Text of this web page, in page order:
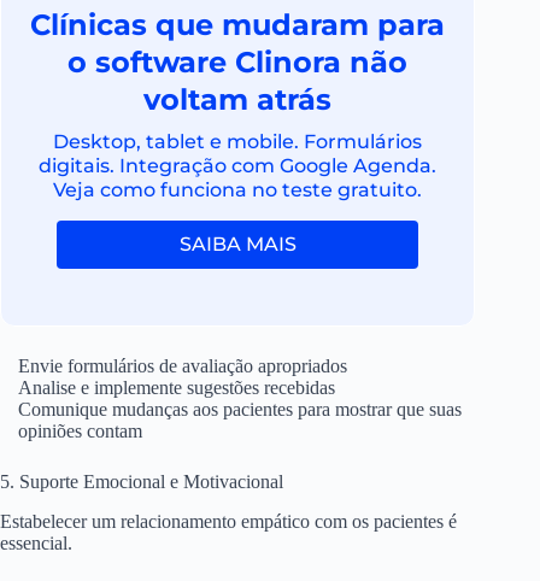
Clínicas que mudaram para
o software Clinora não
voltam atrás
Desktop, tablet e mobile. Formulários
digitais. Integração com Google Agenda.
Veja como funciona no teste gratuito.
SAIBA MAIS
Envie formulários de avaliação apropriados
Analise e implemente sugestões recebidas
Comunique mudanças aos pacientes para mostrar que suas
opiniões contam
5. Suporte Emocional e Motivacional
Estabelecer um relacionamento empático com os pacientes é
essencial.